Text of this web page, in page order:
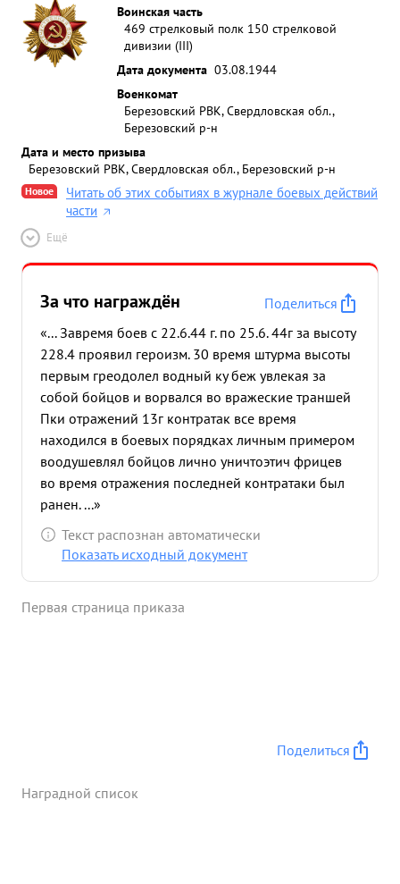
Воинская часть
469 стрелковый полк 150 стрелковой
дивизии (III)
Дата документа 03.08.1944
Военкомат
Березовский РВК, Свердловская обл.,
Березовский р-н
Дата и место призыва
Березовский РВК, Свердловская обл., Березовский р-н
Новое
Читать об этих событиях в журнале боевых действий
части
Ещё
За что награждён
Поделиться
«... Завремя боев с 22.6.44 г. по 25.6. 44г за высоту
228.4 проявил героизм. 30 время штурма высоты
первым греодолел водный ку беж увлекая за
собой бойцов и ворвался во вражеские траншей
Пки отражений 13г контратак все время
находился в боевых порядках личным примером
воодушевлял бойцов лично уничтоэтич фрицев
во время отражения последней контратаки был
ранен. ...»
Текст распознан автоматически
Показать исходный документ
Первая страница приказа
Поделиться
Наградной список